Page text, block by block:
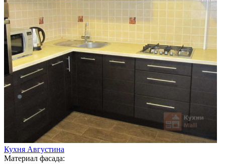
Кухня Августина
Материал фасада: